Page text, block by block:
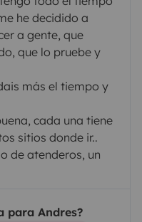
he decidido a
a gente, que
que lo pruebe y
más el tiempo y
cada una tiene
sitios donde ir..
de atenderos, un
para Andres?